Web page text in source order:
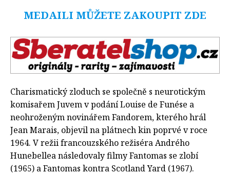
MEDAILI MŮŽETE ZAKOUPIT ZDE
Charismatický zloduch se společně s neurotickým
komisařem Juvem v podání Louise de Funése a
neohroženým novinářem Fandorem, kterého hrál
Jean Marais, objevil na plátnech kin poprvé v roce
1964. V režii francouzského režiséra Andrého
Hunebellea následovaly filmy Fantomas se zlobí
(1965) a Fantomas kontra Scotland Yard (1967).